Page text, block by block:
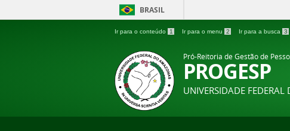
BRASIL
Ir para o conteúdo 1 Ir para o menu 2 Ir para a busca 3
Pró-Reitoria de Gestão de
PROGESP
UNIVERSIDADE